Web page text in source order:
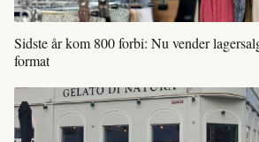
Sidste år kom 800 forbi: Nu vender
format